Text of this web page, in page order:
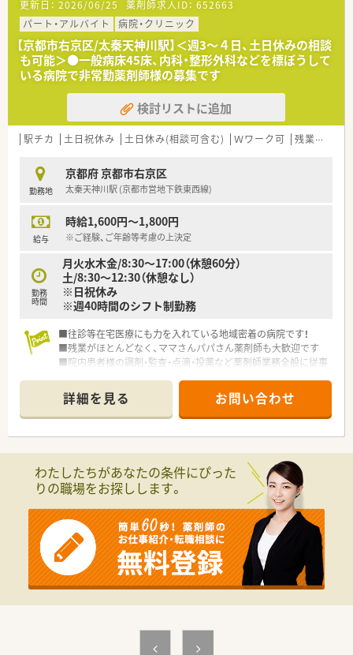
■寮も完備しています！京都市内在住の方でも利用が可能で、
23,000円程度の安い価格でご利用が可能です。
更新日： 2026/06/25 薬剤師求人ID： 652663
パート・アルバイト
病院・クリニック
【京都市右京区/太秦天神川駅】＜週3～４日、土日休みの相談
も可能＞●一般病床45床、内科・整形外科などを標ぼうして
いる病院で非常勤薬剤師様の募集です
検討リストに追加
駅チカ 土日祝休み 土日休み(相談可含む) Ｗワーク可 残業なし(ほぼなし含む)
勤務地
京都府 京都市右京区
太秦天神川駅 (京都市営地下鉄東西線)
給与
時給1,600円～1,800円
※ご経験、ご年齢等考慮の上決定
勤務
時間
月火水木金/8:30～17:00（休憩60分）
土/8:30～12:30（休憩なし）
※日祝休み
※週40時間のシフト制勤務
■往診等在宅医療にも力を入れている地域密着の病院です！
■残業がほとんどなく、ママさんパパさん薬剤師も大歓迎です
■院内患者様の調剤・監査・点滴・投薬など薬剤師業務全般に従事
■病棟では、医師・管理栄養士・薬剤師・臨床検査技師・看護師など
でチームを作りNSTの活動をしています
■入院時、すべての患者様に対し患者スクリーニングと栄養評価
を行い個別に栄養管理をすすめています
詳細を見る お問い合わせ
わたしたちがあなたの条件にぴった
りの職場をお探しします。